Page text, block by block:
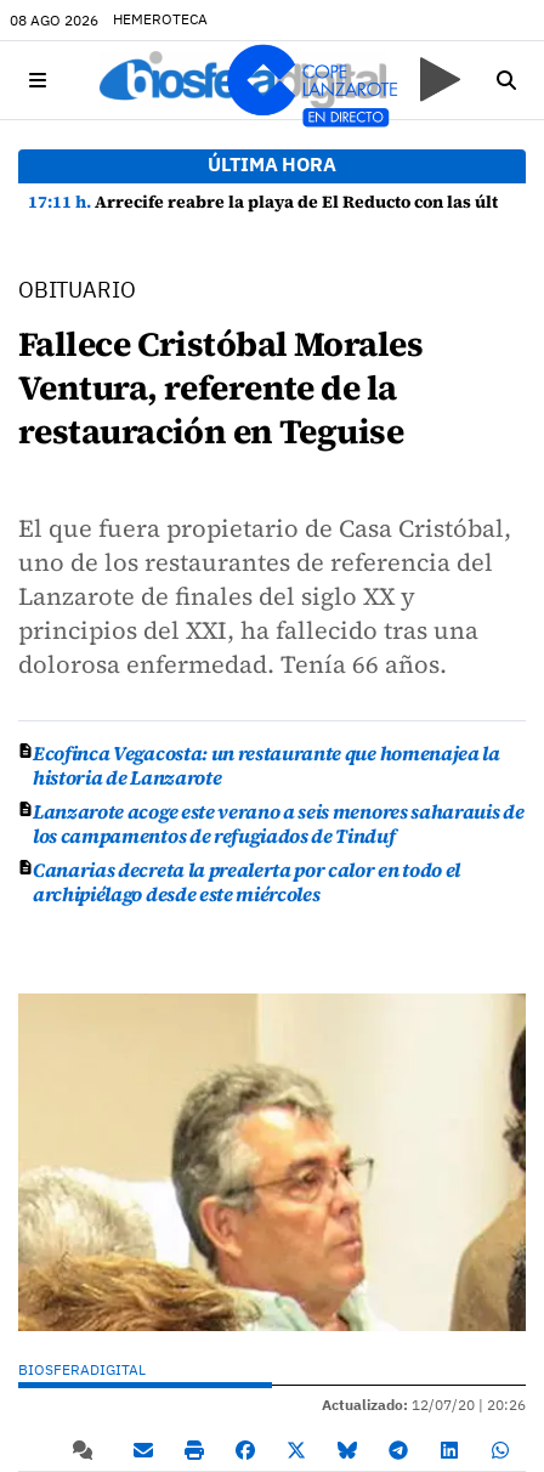
08 AGO 2026 HEMEROTECA
ÚLTIMA HORA
17:11 h.Arrecife reabre la playa de El Reducto con las últimas analíticas mostrando "una buena calidad de las aguas para el baño"
OBITUARIO
Fallece Cristóbal Morales
Ventura, referente de la
restauración en Teguise
El que fuera propietario de Casa Cristóbal,
uno de los restaurantes de referencia del
Lanzarote de finales del siglo XX y
principios del XXI, ha fallecido tras una
dolorosa enfermedad. Tenía 66 años.
Ecofinca Vegacosta: un restaurante que homenajea la
historia de Lanzarote
Lanzarote acoge este verano a seis menores saharauis de
los campamentos de refugiados de Tinduf
Canarias decreta la prealerta por calor en todo el
archipiélago desde este miércoles
BIOSFERADIGITAL
Actualizado: 12/07/20 | 20:26